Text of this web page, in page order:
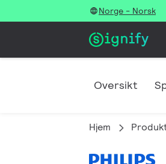
Norge - Norsk
Oversikt
Hjem